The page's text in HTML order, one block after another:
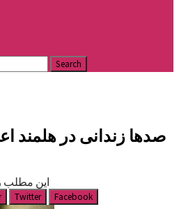
صدها زندانی در هلمند
این مطلب
Twitter Facebook